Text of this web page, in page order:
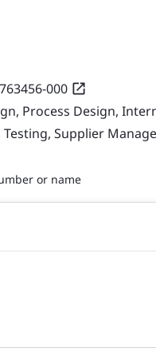
763456-000
Process Design,
Testing, Supplier
or name